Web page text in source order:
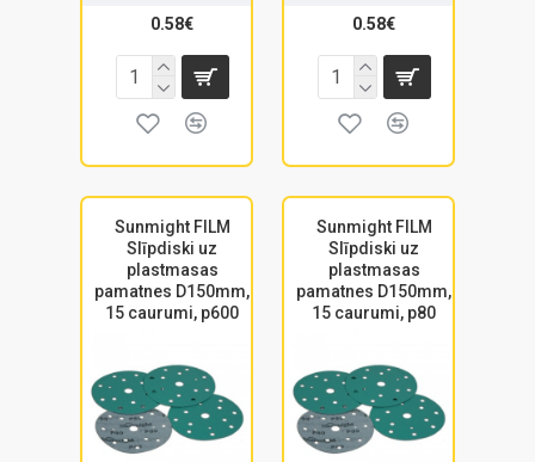
0.58€ 0.58€
Sunmight FILM
Slīpdiski uz
plastmasas
pamatnes D150mm,
15 caurumi, p600
Sunmight FILM
Slīpdiski uz
plastmasas
pamatnes D150mm,
15 caurumi, p80